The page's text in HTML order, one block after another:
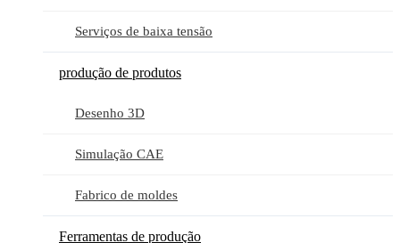
Serviços de baixa tensão
produção de produtos
Desenho 3D
Simulação CAE
Fabrico de moldes
Ferramentas de produção